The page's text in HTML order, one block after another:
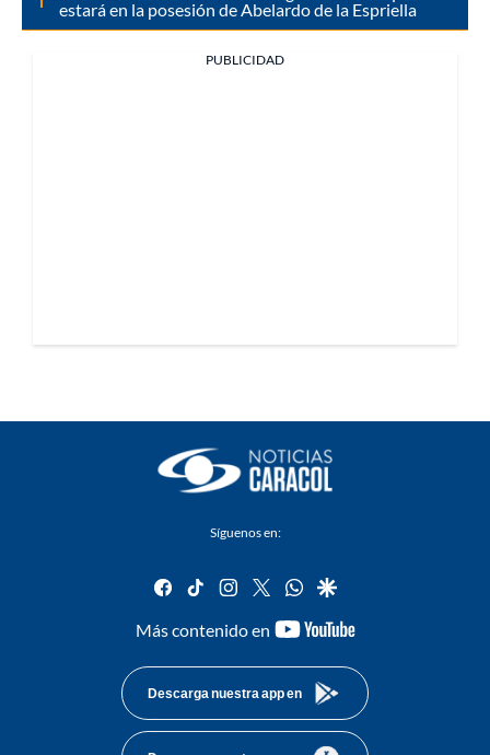
estará en la posesión de Abelardo de la Espriella
PUBLICIDAD
Síguenos en:
facebook
tiktok instagram
twitterwhatsapp
google
Más contenido en
youtube-
Descarga nuestra app en